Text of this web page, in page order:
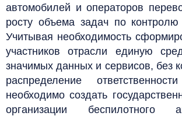
автомобилей и операторов
росту объема задач по
Учитывая необходимость
участников отрасли единую
значимых данных и сервисов, без
распределение
необходимо создать
организации беспилотного